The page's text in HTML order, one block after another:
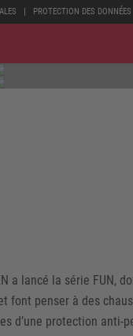
PROTECTION DES DONNÉES
a lancé la série
penser à des
d’une protection